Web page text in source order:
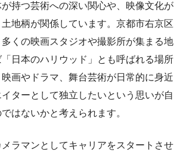
持つ芸術への深い関心や、映像文化が
地柄が関係しています。京都市右京区
くの映画スタジオや撮影所が集まる地
日本のハリウッド」とも呼ばれる場所
画やドラマ、舞台芸術が日常的に身近
ターとして独立したいという思いが自
はないかと考えられます。
ラマンとしてキャリアをスタートさせ